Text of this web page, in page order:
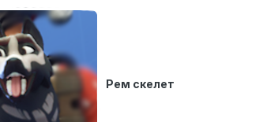
Рем скелет